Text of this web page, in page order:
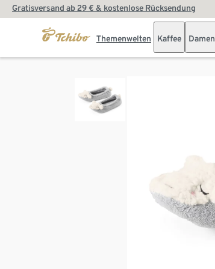
Gratisversand ab 29 € & kostenlose Rücksendung
Themenwelten Kaffee Damen